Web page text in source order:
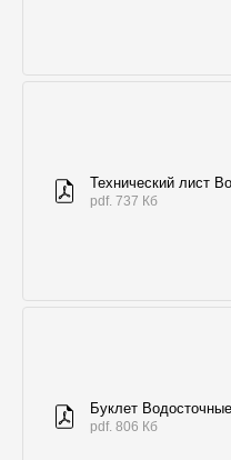
Технический лист
pdf. 737 Кб
Буклет
pdf. 806 Кб